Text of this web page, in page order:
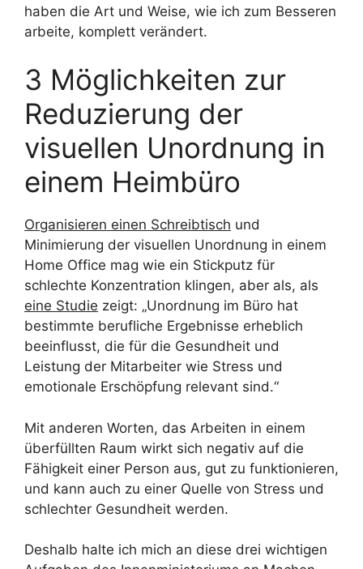
haben die Art und Weise, wie ich zum Besseren
arbeite, komplett verändert.
3 Möglichkeiten zur
Reduzierung der
visuellen Unordnung in
einem Heimbüro
Organisieren einen Schreibtisch und
Minimierung der visuellen Unordnung in einem
Home Office mag wie ein Stickputz für
schlechte Konzentration klingen, aber als, als
eine Studie zeigt: „Unordnung im Büro hat
bestimmte berufliche Ergebnisse erheblich
beeinflusst, die für die Gesundheit und
Leistung der Mitarbeiter wie Stress und
emotionale Erschöpfung relevant sind.“
Mit anderen Worten, das Arbeiten in einem
überfüllten Raum wirkt sich negativ auf die
Fähigkeit einer Person aus, gut zu funktionieren,
und kann auch zu einer Quelle von Stress und
schlechter Gesundheit werden.
Deshalb halte ich mich an diese drei wichtigen